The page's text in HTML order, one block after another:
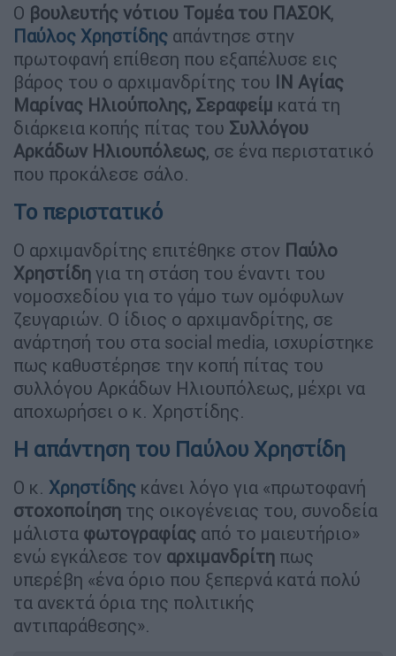
Ο βουλευτής νότιου Τομέα του ΠΑΣΟΚ,
Παύλος Χρηστίδης απάντησε στην
πρωτοφανή επίθεση που εξαπέλυσε εις
βάρος του ο αρχιμανδρίτης του ΙΝ Αγίας
Μαρίνας Ηλιούπολης, Σεραφείμ κατά τη
διάρκεια κοπής πίτας του Συλλόγου
Αρκάδων Ηλιουπόλεως, σε ένα περιστατικό
που προκάλεσε σάλο.
Το περιστατικό
Ο αρχιμανδρίτης επιτέθηκε στον Παύλο
Χρηστίδη για τη στάση του έναντι του
νομοσχεδίου για το γάμο των ομόφυλων
ζευγαριών. Ο ίδιος ο αρχιμανδρίτης, σε
ανάρτησή του στα social media, ισχυρίστηκε
πως καθυστέρησε την κοπή πίτας του
συλλόγου Αρκάδων Ηλιουπόλεως, μέχρι να
αποχωρήσει ο κ. Χρηστίδης.
Η απάντηση του Παύλου Χρηστίδη
Ο κ. Χρηστίδης κάνει λόγο για «πρωτοφανή
στοχοποίηση της οικογένειας του, συνοδεία
μάλιστα φωτογραφίας από το μαιευτήριο»
ενώ εγκάλεσε τον αρχιμανδρίτη πως
υπερέβη «ένα όριο που ξεπερνά κατά πολύ
τα ανεκτά όρια της πολιτικής
αντιπαράθεσης».